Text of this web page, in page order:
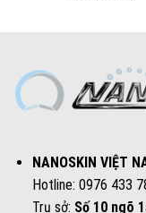
NANOSKIN VIỆT
Hotline: 0976 433
Trụ sở: Số 10 ngõ